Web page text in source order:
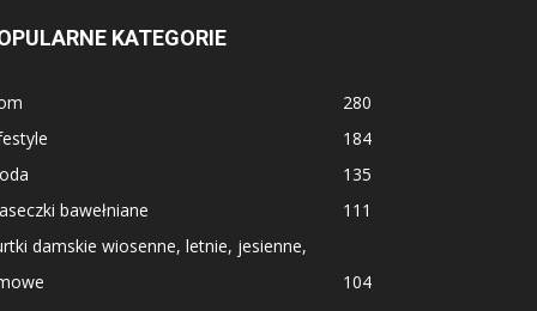
KATEGORIE
280
184
135
bawełniane
111
damskie wiosenne, letnie, jesienne,
104